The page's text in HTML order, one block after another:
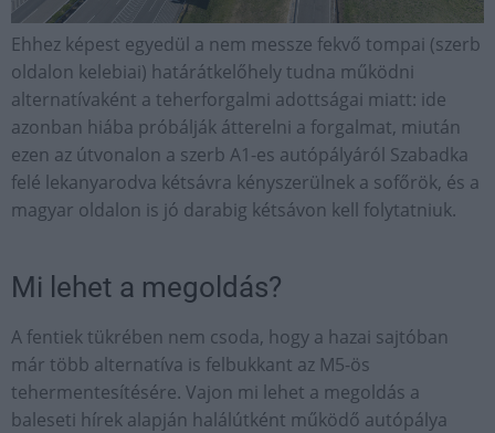
Ehhez képest egyedül a nem messze fekvő tompai (szerb
oldalon kelebiai) határátkelőhely tudna működni
alternatívaként a teherforgalmi adottságai miatt: ide
azonban hiába próbálják átterelni a forgalmat, miután
ezen az útvonalon a szerb A1-es autópályáról Szabadka
felé lekanyarodva kétsávra kényszerülnek a sofőrök, és a
magyar oldalon is jó darabig kétsávon kell folytatniuk.
Mi lehet a megoldás?
A fentiek tükrében nem csoda, hogy a hazai sajtóban
már több alternatíva is felbukkant az M5-ös
tehermentesítésére. Vajon mi lehet a megoldás a
baleseti hírek alapján halálútként működő autópálya